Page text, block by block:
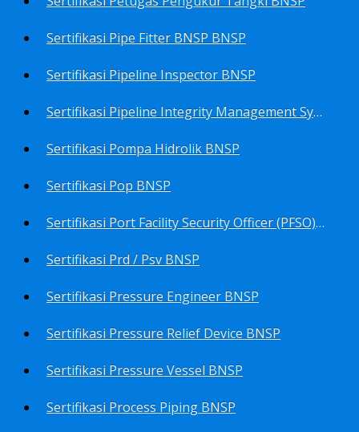
Sertifikasi Pipe Fitter BNSP BNSP
Sertifikasi Pipeline Inspector BNSP
Sertifikasi Pipeline Integrity Management System (Pims) BNSP
Sertifikasi Pompa Hidrolik BNSP
Sertifikasi Pop BNSP
Sertifikasi Port Facility Security Officer (PFSO) BNSP
Sertifikasi Prd / Psv BNSP
Sertifikasi Pressure Engineer BNSP
Sertifikasi Pressure Relief Device BNSP
Sertifikasi Pressure Vessel BNSP
Sertifikasi Process Piping BNSP